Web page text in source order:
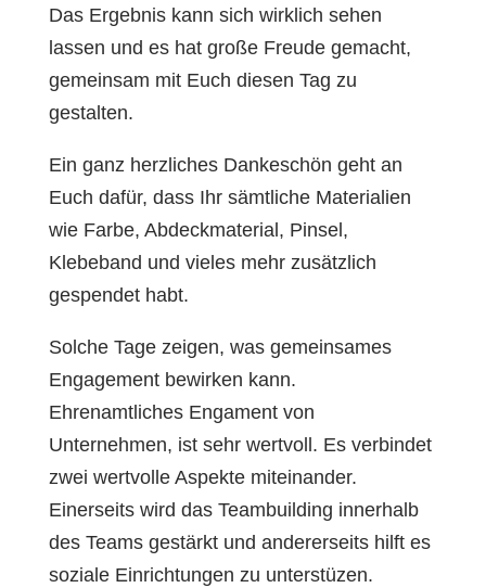
Das Ergebnis kann sich wirklich sehen
lassen und es hat große Freude gemacht,
gemeinsam mit Euch diesen Tag zu
gestalten.
Ein ganz herzliches Dankeschön geht an
Euch dafür, dass Ihr sämtliche Materialien
wie Farbe, Abdeckmaterial, Pinsel,
Klebeband und vieles mehr zusätzlich
gespendet habt.
Solche Tage zeigen, was gemeinsames
Engagement bewirken kann.
Ehrenamtliches Engament von
Unternehmen, ist sehr wertvoll. Es verbindet
zwei wertvolle Aspekte miteinander.
Einerseits wird das Teambuilding innerhalb
des Teams gestärkt und andererseits hilft es
soziale Einrichtungen zu unterstüzen.